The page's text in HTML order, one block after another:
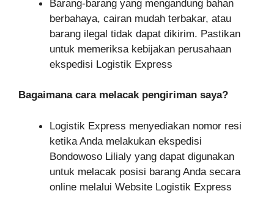
Barang-barang yang mengandung bahan
berbahaya, cairan mudah terbakar, atau
barang ilegal tidak dapat dikirim. Pastikan
untuk memeriksa kebijakan perusahaan
ekspedisi Logistik Express
Bagaimana cara melacak pengiriman saya?
Logistik Express menyediakan nomor resi
ketika Anda melakukan ekspedisi
Bondowoso Lilialy yang dapat digunakan
untuk melacak posisi barang Anda secara
online melalui Website Logistik Express